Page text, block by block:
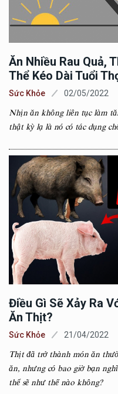
Ăn Nhiều Rau Quả,
Thể Kéo Dài Tuổi
Sức Khỏe 02/05/2022
Nhịn ăn không liên tục làm
thật kỳ lạ là nó có tác dụng
Điều Gì Sẽ Xảy Ra
Ăn Thịt?
Sức Khỏe 21/04/2022
Thịt đã trở thành món ăn
ăn, nhưng có bao giờ bạn
thể sẽ như thế nào không?